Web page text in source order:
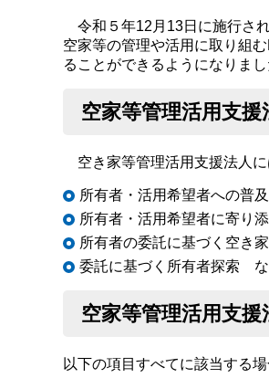
令和５年12月13日に施行さ
空家等の管理や活用に取り組
ることができるようになりまし
空家等管理活用支援
空き家等管理活用支援法人に
所有者・活用希望者への普
所有者・活用希望者に寄り
所有者の委託に基づく空き
委託に基づく所有者探索
空家等管理活用支
以下の項目すべてに該当する